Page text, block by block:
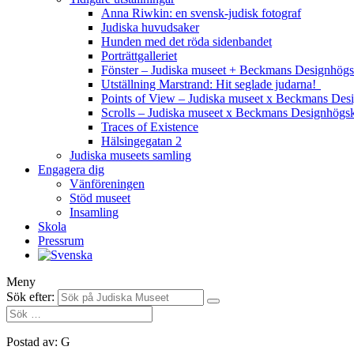
Anna Riwkin: en svensk-judisk fotograf
Judiska huvudsaker
Hunden med det röda sidenbandet
Porträttgalleriet
Fönster – Judiska museet + Beckmans
Utställning Marstrand: Hit seglade judarna!
Points of View – Judiska museet x Beckmans
Scrolls – Judiska museet x Beckmans
Traces of Existence
Hälsingegatan 2
Judiska museets samling
Engagera dig
Vänföreningen
Stöd museet
Insamling
Skola
Pressrum
Meny
Sök efter:
Postad av: G